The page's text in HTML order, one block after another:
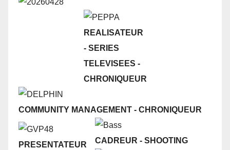
REALISATEUR
- SERIES
TELEVISEES -
CHRONIQUEUR
COMMUNITY MANAGEMENT - CHRONIQUEUR
PRESENTATEUR
CADREUR - SHOOTING